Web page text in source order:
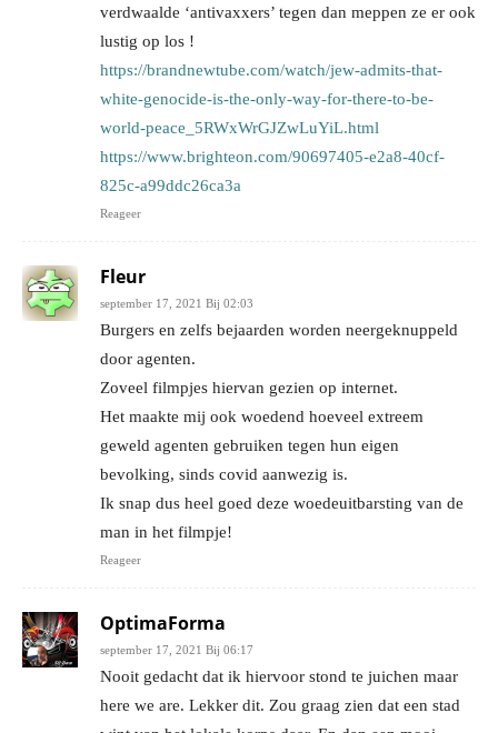
verdwaalde ‘antivaxxers’ tegen dan meppen ze er ook
lustig op los !
https://brandnewtube.com/watch/jew-admits-that-
white-genocide-is-the-only-way-for-there-to-be-
world-peace_5RWxWrGJZwLuYiL.html
https://www.brighteon.com/90697405-e2a8-40cf-
825c-a99ddc26ca3a
Reageer
Fleur
september 17, 2021 Bij 02:03
Burgers en zelfs bejaarden worden neergeknuppeld
door agenten.
Zoveel filmpjes hiervan gezien op internet.
Het maakte mij ook woedend hoeveel extreem
geweld agenten gebruiken tegen hun eigen
bevolking, sinds covid aanwezig is.
Ik snap dus heel goed deze woedeuitbarsting van de
man in het filmpje!
Reageer
OptimaForma
september 17, 2021 Bij 06:17
Nooit gedacht dat ik hiervoor stond te juichen maar
here we are. Lekker dit. Zou graag zien dat een stad